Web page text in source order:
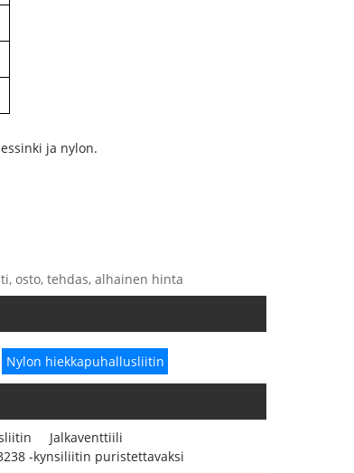
ja nylon.
osto, tehdas, alhainen hinta
Nylon hiekkapuhallusliitin
Jalkaventtiili
-kynsiliitin puristettavaksi